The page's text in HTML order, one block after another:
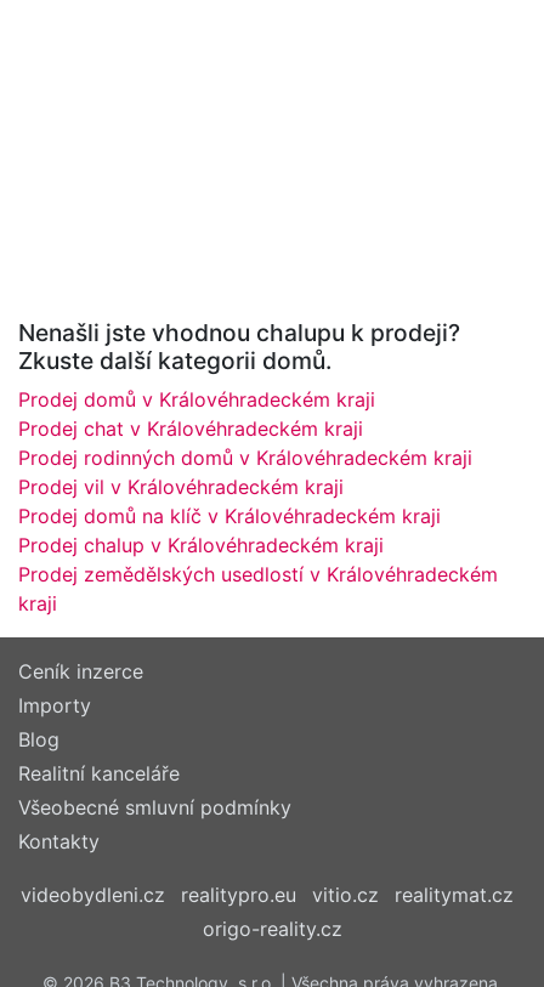
Nenašli jste vhodnou chalupu k prodeji?
Zkuste další kategorii domů.
Prodej domů v Královéhradeckém kraji
Prodej chat v Královéhradeckém kraji
Prodej rodinných domů v Královéhradeckém kraji
Prodej vil v Královéhradeckém kraji
Prodej domů na klíč v Královéhradeckém kraji
Prodej chalup v Královéhradeckém kraji
Prodej zemědělských usedlostí v Královéhradeckém
kraji
Ceník inzerce
Importy
Blog
Realitní kanceláře
Všeobecné smluvní podmínky
Kontakty
videobydleni.cz realitypro.eu vitio.cz
realitymat.cz
origo-reality.cz
© 2026 B3 Technology, s.r.o. | Všechna práva vyhrazena.